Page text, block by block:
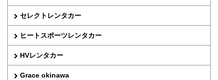
セレクトレンタカー
ヒートスポーツレンタカー
HVレンタカー
Grace okinawa